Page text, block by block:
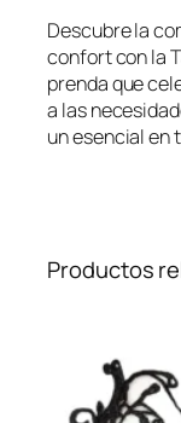
Descubre la
confort con la
prenda que
a las
un esencial en
Productos